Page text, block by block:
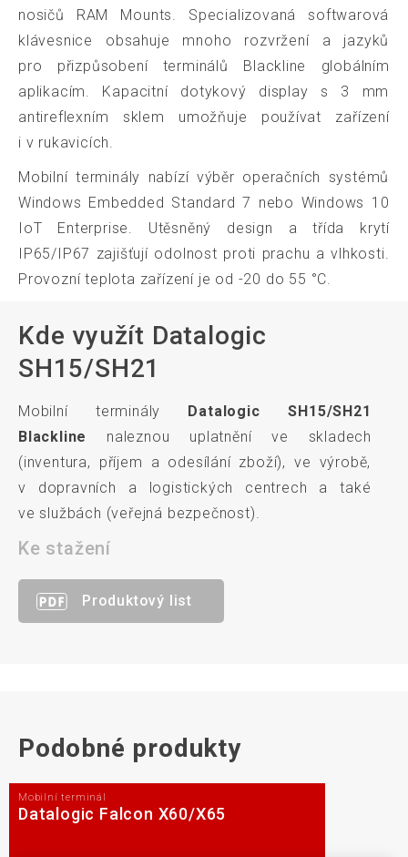
nosičů RAM Mounts. Specializovaná softwarová
klávesnice obsahuje mnoho rozvržení a jazyků
pro přizpůsobení terminálů Blackline globálním
aplikacím. Kapacitní dotykový display s 3 mm
antireflexním sklem umožňuje používat zařízení
i v rukavicích.
Mobilní terminály nabízí výběr operačních systémů
Windows Embedded Standard 7 nebo Windows 10
IoT Enterprise. Utěsněný design a třída krytí
IP65/IP67 zajišťují odolnost proti prachu a vlhkosti.
Provozní teplota zařízení je od -20 do 55 °C.
Kde využít Datalogic
SH15/SH21
Mobilní terminály
Datalogic SH15/SH21
Blackline
naleznou uplatnění ve skladech
(inventura, příjem a odesílání zboží), ve výrobě,
v dopravních a logistických centrech a také
ve službách (veřejná bezpečnost).
Ke stažení
Produktový list
Podobné produkty
Mobilní terminál
Datalogic Falcon X60/X65